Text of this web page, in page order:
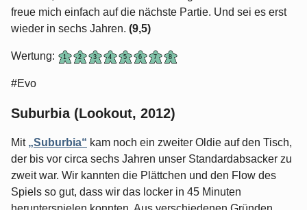
freue mich einfach auf die nächste Partie. Und sei es erst
wieder in sechs Jahren. (9,5)
Wertung:
#Evo
Suburbia (Lookout, 2012)
Mit „Suburbia“ kam noch ein zweiter Oldie auf den Tisch,
der bis vor circa sechs Jahren unser Standardabsacker zu
zweit war. Wir kannten die Plättchen und den Flow des
Spiels so gut, dass wir das locker in 45 Minuten